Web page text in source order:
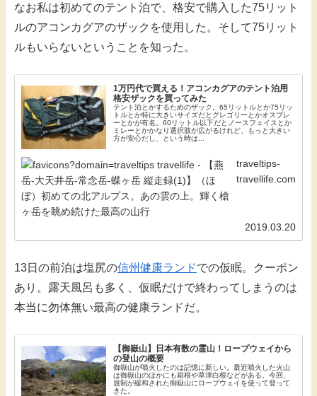
なお私は初めてのテント泊で、格安で購入した75リット
ルのアコンカグアのザックを使用した。そして75リット
ルもいらないということを知った。
1万円代で買える！アコンカグアのテント泊用
格安ザックを買ってみた
テント泊とかするためのザック。65リットルとか75リッ
トルとか特に大きいサイズだとグレゴリーとかオスプレ
ーとかが有名。60リットル以下だとノースフェイスとか
ミレーとかかなり選択肢が広がるけれど、もっと大きい
方が安心だし、という時は...
traveltips-
travellife.com
2019.03.20
13日の前泊は塩尻の信州健康ランドでの仮眠。クーポン
あり。露天風呂も多く、仮眠だけで終わってしまうのは
本当に勿体無い最高の健康ランドだ。
【御嶽山】日本有数の霊山！ロープウェイから
の登山の概要
御嶽山が噴火したのは記憶に新しい。最近噴火した火山
は御嶽山のほかにも箱根や草津白根などがある。今回、
規制が緩和された御嶽山にロープウェイを使って登って
きた。